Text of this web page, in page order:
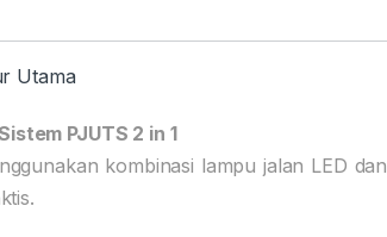
Utama
PJUTS 2 in 1
kombinasi lampu jalan LED